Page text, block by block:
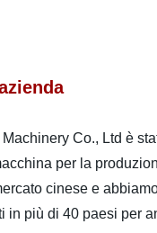
Co., Ltd è
per la
cinese e
in più di 40 paesi per